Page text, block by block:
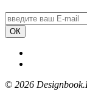
ОК
© 2026